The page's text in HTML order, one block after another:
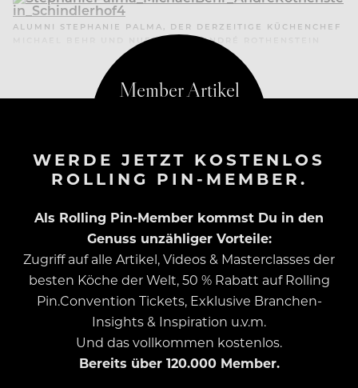
ALUMNI STEPHANIE PALMA, DER DERZEITIGE KÜCHENCHEF
MICHAEL BEHR UND NUEZUGANG ANDRÉ ROTHENSTEIN
WERDE JETZT KOSTENLOS
ROLLING PIN-MEMBER.
Als Rolling Pin-Member kommst Du in den
Genuss unzähliger Vorteile:
Zugriff auf alle Artikel, Videos & Masterclasses der
besten Köche der Welt, 50 % Rabatt auf Rolling
Pin.Convention Tickets, Exklusive Branchen-
Insights & Inspiration u.v.m.
Und das vollkommen kostenlos.
Bereits über 120.000 Member.